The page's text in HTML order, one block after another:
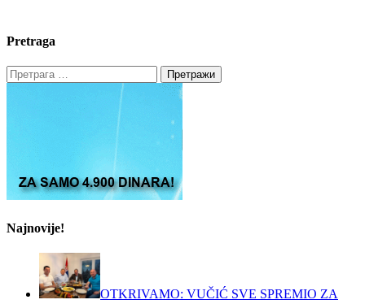
Pretraga
Претрага
за:
Najnovije!
OTKRIVAMO: VUČIĆ SVE SPREMIO ZA